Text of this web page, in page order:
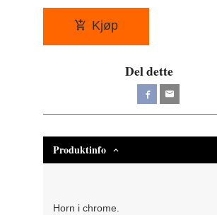
Kjøp
Del dette
Produktinfo
Horn i chrome.